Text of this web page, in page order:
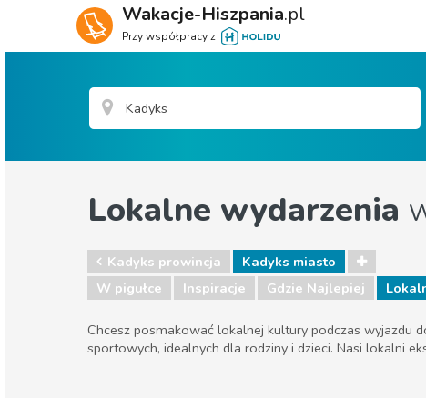
Wakacje-Hiszpania.pl
Przy współpracy z
Lokalne wydarzenia
Kadyks prowincja
Kadyks miasto
W pigułce
Inspiracje Gdzie Najlepiej
Chcesz posmakować lokalnej kultury podczas wyjazdu
sportowych, idealnych dla rodziny i dzieci. Nasi lokalni